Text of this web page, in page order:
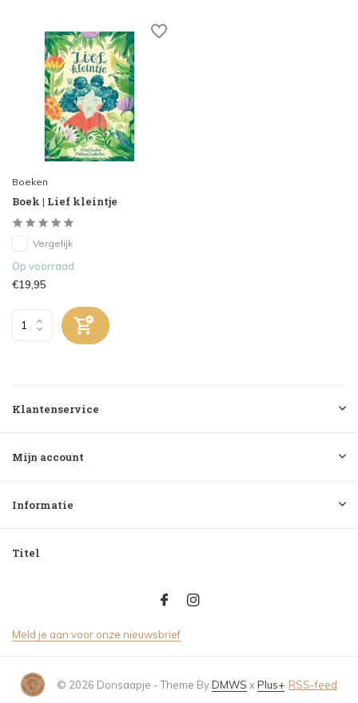
Boeken
Boek | Lief kleintje
Vergelijk
Op voorraad
€19,95
Klantenservice
Mijn account
Informatie
Titel
Meld je aan voor onze nieuwsbrief
© 2026 Donsaapje - Theme ByDMWS xPlus+ RSS-feed